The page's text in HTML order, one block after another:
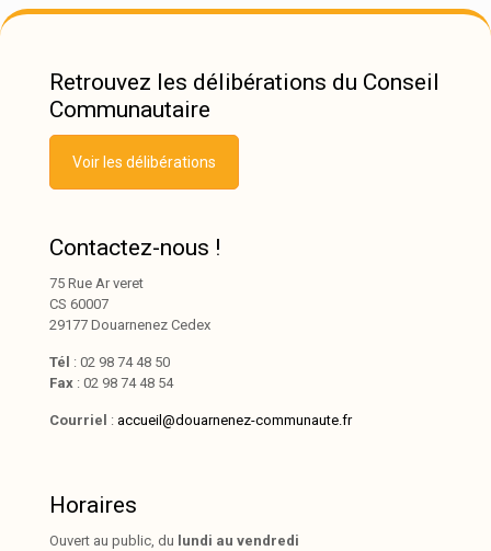
Retrouvez les délibérations du Conseil
Communautaire
Voir les délibérations
Contactez-nous !
75 Rue Ar veret
CS 60007
29177 Douarnenez Cedex
Tél : 02 98 74 48 50
Fax : 02 98 74 48 54
Courriel : accueil@douarnenez-communaute.fr
Horaires
Ouvert au public, du lundi au vendredi